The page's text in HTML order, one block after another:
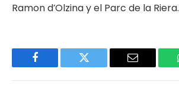
Ramon d’Olzina y el Parc de la Riera.
Facebook Twitter Email